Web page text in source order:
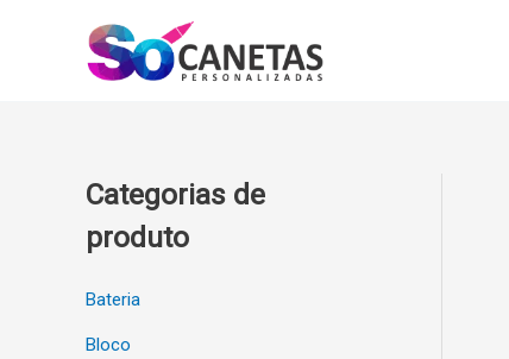
Categorias de
produto
Bateria
Bloco